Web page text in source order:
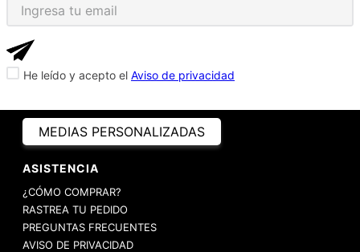
He leído y acepto el Aviso de privacidad
MEDIAS PERSONALIZADAS
ASISTENCIA
¿CÓMO COMPRAR?
RASTREA TU PEDIDO
PREGUNTAS FRECUENTES
AVISO DE PRIVACIDAD